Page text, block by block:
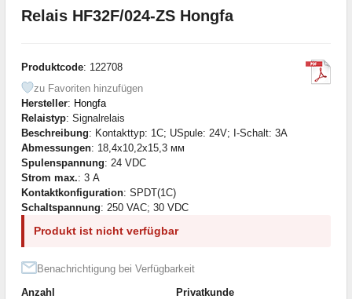
Relais HF32F/024-ZS Hongfa
Produktcode: 122708
zu Favoriten hinzufügen
Hersteller: Hongfa
Relaistyp: Signalrelais
Beschreibung: Kontakttyp: 1C; USpule: 24V; I-Schalt: 3A
Abmessungen: 18,4x10,2x15,3 мм
Spulenspannung: 24 VDC
Strom max.: 3 А
Kontaktkonfiguration: SPDT(1C)
Schaltspannung: 250 VAC; 30 VDC
Produkt ist nicht verfügbar
Benachrichtigung bei Verfügbarkeit
Anzahl
Privatkunde